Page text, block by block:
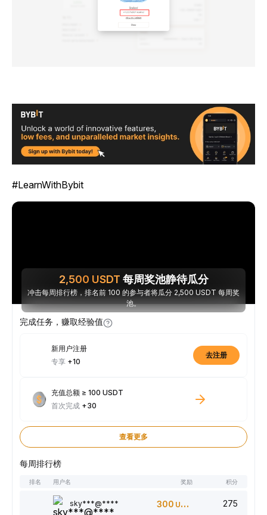
#LearnWithBybit
2,500 USDT 每周奖池静待瓜分
冲击每周排行榜，排名前 100 的参与者将瓜分 2,500 USDT 每周奖
池。
完成任务，赚取经验值
新用户注册
专享 +10
去注册
充值总额 ≥ 100 USDT
首次完成 +30
查看更多
每周排行榜
排名 用户名 奖励 积分
sky***@**** 300 USDT 275